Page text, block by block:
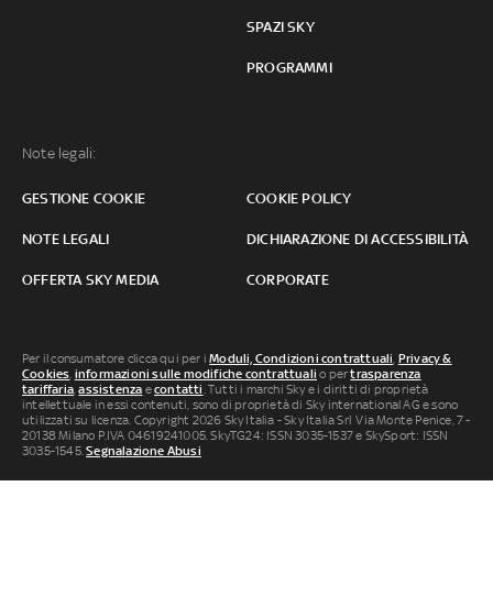
SPAZI SKY
PROGRAMMI
Note legali:
GESTIONE COOKIE COOKIE POLICY
NOTE LEGALI DICHIARAZIONE DI ACCESSIBILITÀ
OFFERTA SKY MEDIA CORPORATE
Per il consumatore clicca qui per iModuli, Condizioni contrattuali, Privacy &
Cookies, informazioni sulle modifiche contrattuali o pertrasparenza
tariffaria,assistenza econtatti. Tutti i marchi Sky e i diritti di proprietà
intellettuale in essi contenuti, sono di proprietà di Sky international AG e sono
utilizzati su licenza. Copyright 2026 Sky Italia - Sky Italia Srl Via Monte Penice, 7 -
20138 Milano P.IVA 04619241005. SkyTG24: ISSN 3035-1537 e SkySport: ISSN
3035-1545.Segnalazione Abusi